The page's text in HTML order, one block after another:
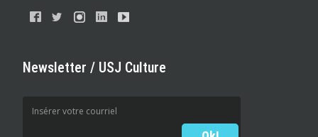
Newsletter / USJ Culture